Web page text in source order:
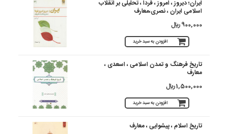
ایران؛ دیروز ، امروز ، فردا ، تحلیلی بر انقلاب
اسلامی ایران ، نصری،معارف
900,000 ريال
افزودن به سبد خرید
تاریخ فرهنگ و تمدن اسلامی ، اسعدی ،
معارف
1,500,000 ريال
افزودن به سبد خرید
تاریخ اسلام ، پیشوایی ، معارف